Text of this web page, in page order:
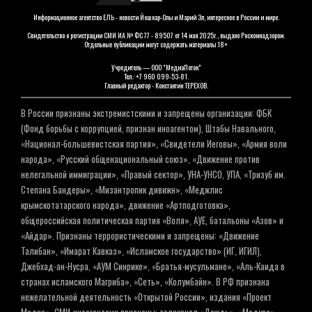
Информационное агентство ЕЛЬ - новости Йошкар-Олы и Марий Эл, интересное в России и мире.
Свидетельство о регистрации СМИ ИА № ФС 77 - 89507 от 14 мая 2025г., выдано Роскомнадзором.
Отдельные публикации могут содержать материалы 18+
Учредитель — ООО "МедиаПоток"
Тел.: +7 960 099-53-81.
Главный редактор - Константин ТЕРЕХОВ.
В России признаны экстремистскими и запрещены организации: ФБК
(Фонд борьбы с коррупцией, признан иноагентом), Штабы Навального,
«Национал-большевистская партия», «Свидетели Иеговы», «Армия воли
народа», «Русский общенациональный союз», «Движение против
нелегальной иммиграции», «Правый сектор», УНА-УНСО, УПА, «Тризуб им.
Степана Бандеры», «Мизантропик дивижн», «Меджлис
крымскотатарского народа», движение «Артподготовка»,
общероссийская политическая партия «Воля», АУЕ, батальоны «Азов» и
«Айдар». Признаны террористическими и запрещены: «Движение
Талибан», «Имарат Кавказ», «Исламское государство» (ИГ, ИГИЛ),
Джебхад-ан-Нусра, «АУМ Синрике», «Братья-мусульмане», «Аль-Каида в
странах исламского Магриба», «Сеть», «Колумбайн». В РФ признана
нежелательной деятельность «Открытой России», издания «Проект